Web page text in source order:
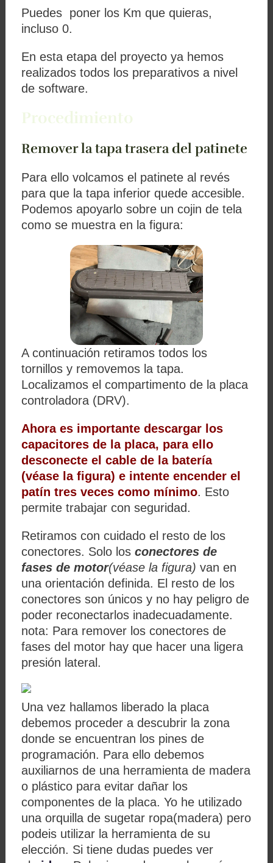
Puedes poner los Km que quieras,
incluso 0.
En esta etapa del proyecto ya hemos
realizados todos los preparativos a nivel
de software.
Procedimiento
Remover la tapa trasera del patinete
Para ello volcamos el patinete al revés
para que la tapa inferior quede accesible.
Podemos apoyarlo sobre un cojin de tela
como se muestra en la figura:
A continuación retiramos todos los
tornillos y removemos la tapa.
Localizamos el compartimento de la placa
controladora (DRV).
Ahora es importante descargar los
capacitores de la placa, para ello
desconecte el cable de la batería
(véase la figura) e intente encender el
patín tres veces como mínimo. Esto
permite trabajar con seguridad.
Retiramos con cuidado el resto de los
conectores. Solo losconectores de
fases de motor(véase la figura) van en
una orientación definida. El resto de los
conectores son únicos y no hay peligro de
poder reconectarlos inadecuadamente.
nota: Para remover los conectores de
fases del motor hay que hacer una ligera
presión lateral.
Una vez hallamos liberado la placa
debemos proceder a descubrir la zona
donde se encuentran los pines de
programación. Para ello debemos
auxiliarnos de una herramienta de madera
o plástico para evitar dañar los
componentes de la placa. Yo he utilizado
una orquilla de sugetar ropa(madera) pero
podeis utilizar la herramienta de su
elección. Si tiene dudas puedes ver